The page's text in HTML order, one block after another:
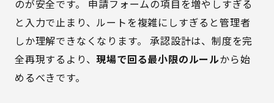
のが安全です。 申請フォームの項目を増やしすぎる
と入力で止まり、ルートを複雑にしすぎると管理者
しか理解できなくなります。 承認設計は、制度を完
全再現するより、現場で回る最小限のルールから始
めるべきです。